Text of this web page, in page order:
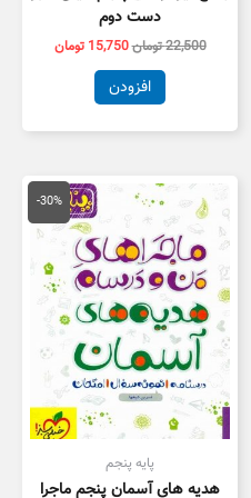
دست دوم
22,500تومان15,750 تومان
افزودن
14,000 تومان
-30%
پایه پنجم
هدیه های آسمان پنجم ماجرا
اصلی
12,000 تومان
بود.
قیمت
فعلی
است.